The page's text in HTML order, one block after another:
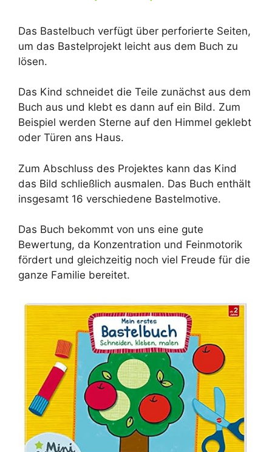
Das Bastelbuch verfügt über perforierte Seiten,
um das Bastelprojekt leicht aus dem Buch zu
lösen.
Das Kind schneidet die Teile zunächst aus dem
Buch aus und klebt es dann auf ein Bild. Zum
Beispiel werden Sterne auf den Himmel geklebt
oder Türen ans Haus.
Zum Abschluss des Projektes kann das Kind
das Bild schließlich ausmalen. Das Buch enthält
insgesamt 16 verschiedene Bastelmotive.
Das Buch bekommt von uns eine gute
Bewertung, da Konzentration und Feinmotorik
fördert und gleichzeitig noch viel Freude für die
ganze Familie bereitet.